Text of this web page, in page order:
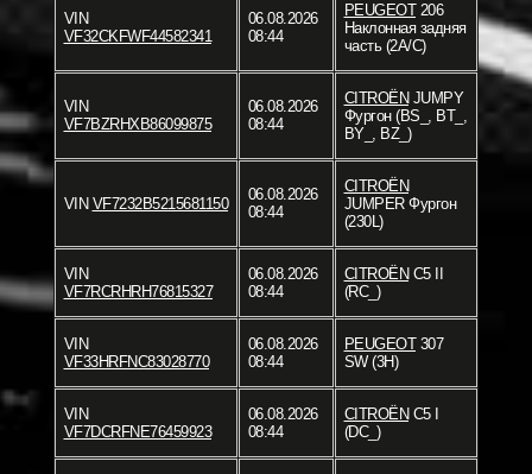
VIN
VF32CKFWF44582341
06.08.2026
08:44
PEUGEOT206
Наклонная задняя
часть (2A/C)
VIN
VF7BZRHXB86099875
06.08.2026
08:44
CITROËN JUMPY
Фургон (BS_, BT_,
BY_, BZ_)
VIN VF7232B5215681150
06.08.2026
08:44
CITROËN
JUMPER Фургон
(230L)
VIN
VF7RCRHRH76815327
06.08.2026
08:44
CITROËN C5 II
(RC_)
VIN
VF33HRFNC83028770
06.08.2026
08:44
PEUGEOT307
SW (3H)
VIN
VF7DCRFNE76459923
06.08.2026
08:44
CITROËN C5 I
(DC_)